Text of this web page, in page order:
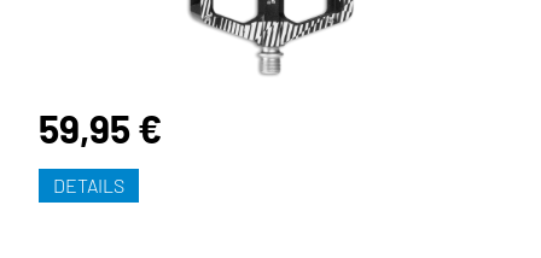
59,95 €
DETAILS